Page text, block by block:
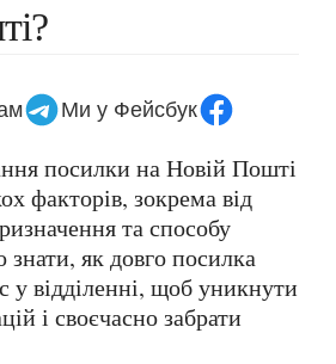
Ми у Фейсбук
факторів, зокрема від
та способу
як довго посилка
у відділенні, щоб уникнути
і своєчасно забрати